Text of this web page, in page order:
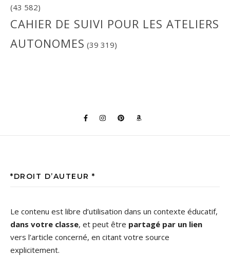
(43 582)
CAHIER DE SUIVI POUR LES ATELIERS
AUTONOMES (39 319)
*DROIT D’AUTEUR *
Le contenu est libre d’utilisation dans un contexte éducatif,
dans votre classe, et peut être partagé par un lien
vers l’article concerné, en citant votre source
explicitement.